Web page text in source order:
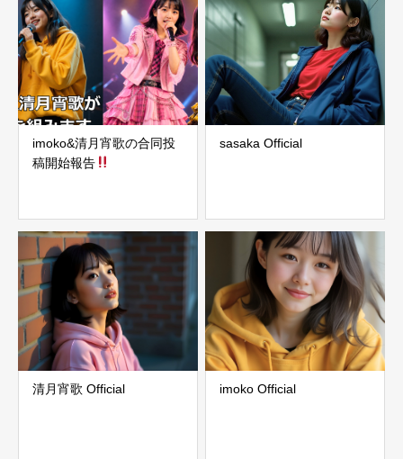
imoko&清月宵歌の合同投
稿開始報告
sasaka Official
清月宵歌 Official imoko Official